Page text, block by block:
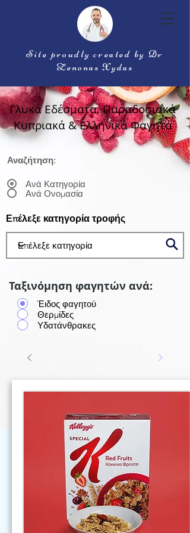
Site proudly created by Dr
Zenonas Xydas
Γλυκά Εδέσματα, Παραδοσιακά
Κυπριακά & Ελληνικά Φαγητά
Αναζήτηση:
Ανά Κατηγορία
Ανά Ονομασία
Επέλεξε κατηγορία τροφής
Ταξινόμηση φαγητών ανά:
Έιδος φαγητού
Θερμίδες
Υδατάνθρακες